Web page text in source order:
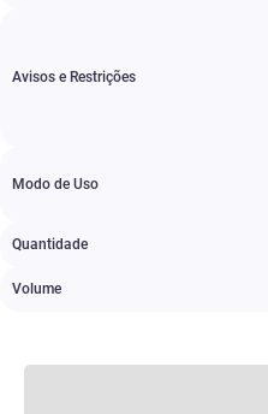
Avisos e Restrições
Modo de Uso
Quantidade
Volume